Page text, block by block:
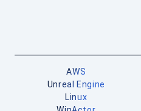
AWS
Unreal Engine
Linux